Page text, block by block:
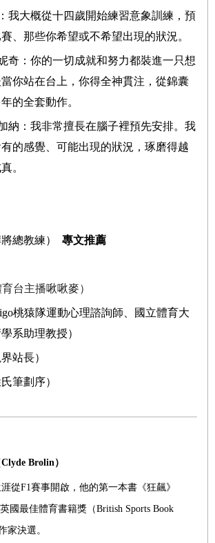
我大概從十四歲開始練習意象訓練，預
、那些你希望或不希望出現的狀況。
奇：你的一切成就和努力都裝進一只想
你站在台上，你得全神貫注，從錦囊
的全套動作。
納：我非常擅長在腦子裡預先安排。我
的感覺、可能出現的狀況，琢磨得越
。
總教練） 專文推薦
台主播啾啾麥）
桃猿隊運動心理諮詢師、國立體育大
系助理教授）
站長）
氏筆劃序）
Clyde Brolin ）
從F1賽事開啟，他的第一本書《狂飆》
國最佳體育書籍獎（British Sports Book
家決選。